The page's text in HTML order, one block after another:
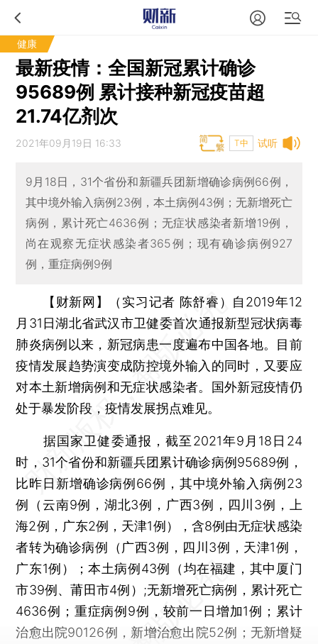
健康
最新疫情：全国新冠累计确诊
95689例 累计接种新冠疫苗超
21.74亿剂次
试听
2021年09月19日 16:33 T中
9月18日，31个省份和新疆兵团新增确诊病例66例，
其中境外输入病例23例，本土病例43例；无新增死亡
病例，累计死亡4636例；无症状感染者新增19例，
尚在观察无症状感染者365例；现有确诊病例927
例，重症病例9例
【财新网】（实习记者 陈舒睿） 自2019年12
月31日湖北省武汉市卫健委首次通报新型冠状病毒
肺炎病例以来，新冠病患一度遍布中国各地。目前
疫情发展趋势演变成防控境外输入的同时，又要应
对本土新增病例和无症状感染者。国外新冠疫情仍
处于暴发阶段，疫情发展拐点难见。
据国家卫健委通报，截至2021年9月18日24
时，31个省份和新疆兵团累计确诊病例95689例，
比昨日新增确诊病例66例，其中境外输入病例23
例（云南9例，湖北3例，广西3例，四川3例，上
海2例，广东2例，天津1例），含8例由无症状感染
者转为确诊病例（广西3例，四川3例，天津1例，
广东1例）；本土病例43例（均在福建，其中厦门
市39例、莆田市4例）;无新增死亡病例，累计死亡
4636例；重症病例9例，较前一日增加1例；累计
治愈出院90126例，新增治愈出院52例；无新增疑